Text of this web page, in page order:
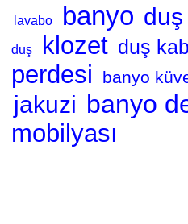
lavabo banyo
duş klozet duş
perdesi banyo
jakuzi banyo
mobilyası